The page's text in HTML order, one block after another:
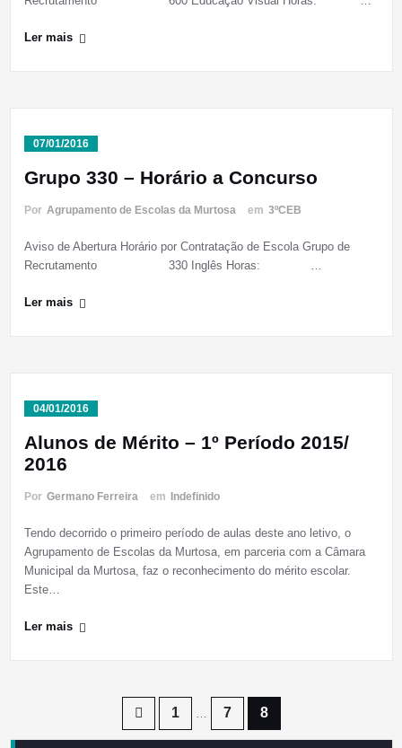
Ler mais
07/01/2016
Grupo 330 – Horário a Concurso
Por Agrupamento de Escolas da Murtosa em 3ºCEB
Aviso de Abertura Horário por Contratação de Escola Grupo de
Recrutamento 330 Inglês Horas: …
Ler mais
04/01/2016
Alunos de Mérito – 1º Período 2015/
2016
Por Germano Ferreira em Indefinido
Tendo decorrido o primeiro período de aulas deste ano letivo, o
Agrupamento de Escolas da Murtosa, em parceria com a Câmara
Municipal da Murtosa, faz o reconhecimento do mérito escolar.
Este…
Ler mais
1 … 7 8